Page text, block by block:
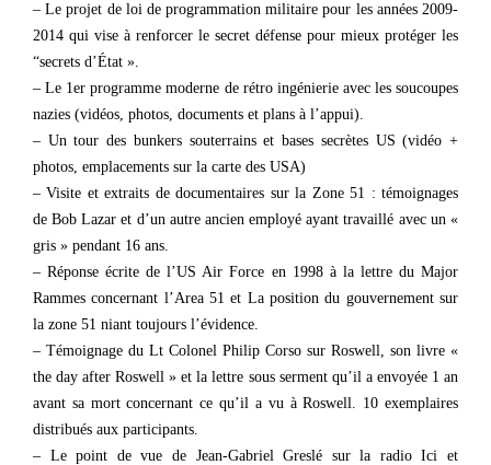
– Le projet de loi de programmation militaire pour les années 2009-
2014 qui vise à renforcer le secret défense pour mieux protéger les
“secrets d’État ».
– Le 1er programme moderne de rétro ingénierie avec les soucoupes
nazies (vidéos, photos, documents et plans à l’appui).
– Un tour des bunkers souterrains et bases secrètes US (vidéo +
photos, emplacements sur la carte des USA)
– Visite et extraits de documentaires sur la Zone 51 : témoignages
de Bob Lazar et d’un autre ancien employé ayant travaillé avec un «
gris » pendant 16 ans.
– Réponse écrite de l’US Air Force en 1998 à la lettre du Major
Rammes concernant l’Area 51 et La position du gouvernement sur
la zone 51 niant toujours l’évidence.
– Témoignage du Lt Colonel Philip Corso sur Roswell, son livre «
the day after Roswell » et la lettre sous serment qu’il a envoyée 1 an
avant sa mort concernant ce qu’il a vu à Roswell. 10 exemplaires
distribués aux participants.
– Le point de vue de Jean-Gabriel Greslé sur la radio Ici et